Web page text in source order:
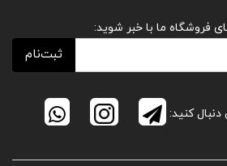
فروشگاه ما با خبر شوید:
ثبت‌نام
کنید: